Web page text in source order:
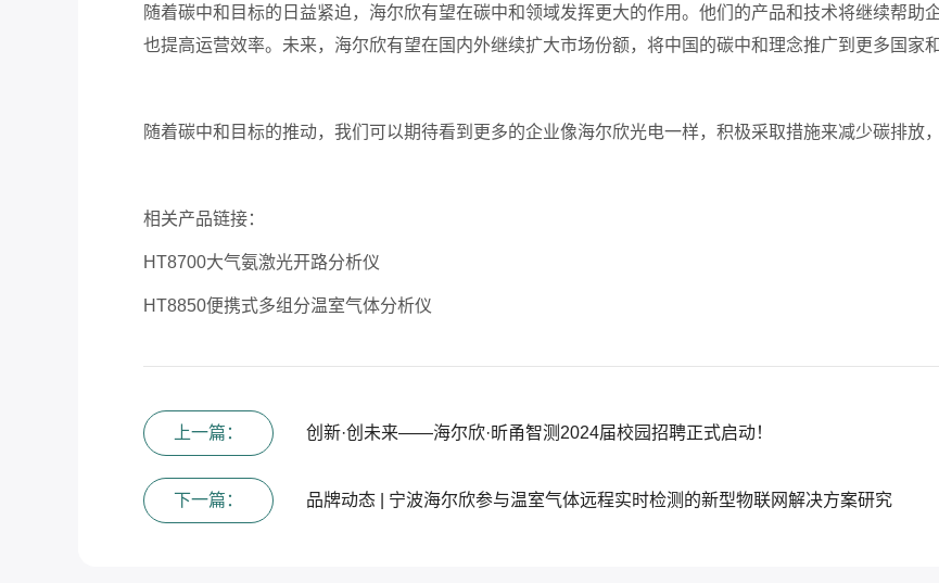
随着碳中和目标的日益紧迫，海尔欣有望在碳中和领域发挥更大的作用。他们的产品和技术将继续帮助
也提高运营效率。未来，海尔欣有望在国内外继续扩大市场份额，将中国的碳中和理念推广到更多国家和
随着碳中和目标的推动，我们可以期待看到更多的企业像海尔欣光电一样，积极采取措施来减少碳排放
相关产品链接：
HT8700大气氨激光开路分析仪
HT8850便携式多组分温室气体分析仪
上一篇： 创新·创未来——海尔欣·昕甬智测2024届校园招聘正式启动！
下一篇： 品牌动态 | 宁波海尔欣参与温室气体远程实时检测的新型物联网解决方案研究